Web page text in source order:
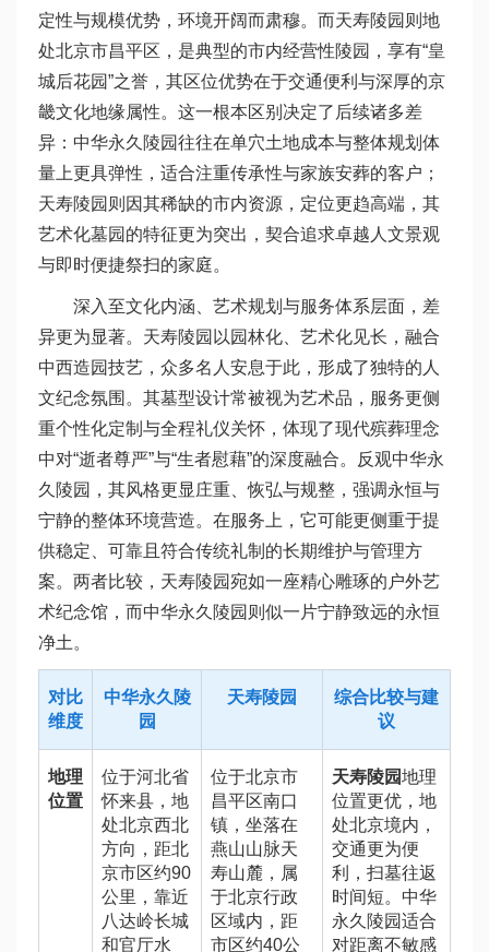
定性与规模优势，环境开阔而肃穆。而天寿陵园则地
处北京市昌平区，是典型的市内经营性陵园，享有“皇
城后花园”之誉，其区位优势在于交通便利与深厚的京
畿文化地缘属性。这一根本区别决定了后续诸多差
异：中华永久陵园往往在单穴土地成本与整体规划体
量上更具弹性，适合注重传承性与家族安葬的客户；
天寿陵园则因其稀缺的市内资源，定位更趋高端，其
艺术化墓园的特征更为突出，契合追求卓越人文景观
与即时便捷祭扫的家庭。
深入至文化内涵、艺术规划与服务体系层面，差
异更为显著。天寿陵园以园林化、艺术化见长，融合
中西造园技艺，众多名人安息于此，形成了独特的人
文纪念氛围。其墓型设计常被视为艺术品，服务更侧
重个性化定制与全程礼仪关怀，体现了现代殡葬理念
中对“逝者尊严”与“生者慰藉”的深度融合。反观中华永
久陵园，其风格更显庄重、恢弘与规整，强调永恒与
宁静的整体环境营造。在服务上，它可能更侧重于提
供稳定、可靠且符合传统礼制的长期维护与管理方
案。两者比较，天寿陵园宛如一座精心雕琢的户外艺
术纪念馆，而中华永久陵园则似一片宁静致远的永恒
净土。
对比
维度
中华永久陵
园
天寿陵园
综合比较与建
议
地理
位置
位于河北省
怀来县，地
处北京西北
方向，距北
京市区约90
公里，靠近
八达岭长城
和官厅水
位于北京市
昌平区南口
镇，坐落在
燕山山脉天
寿山麓，属
于北京行政
区域内，距
市区约40公
天寿陵园地理
位置更优，地
处北京境内，
交通更为便
利，扫墓往返
时间短。中华
永久陵园适合
对距离不敏感